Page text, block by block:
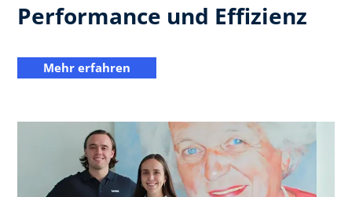
Performance und Effizienz
Mehr erfahren